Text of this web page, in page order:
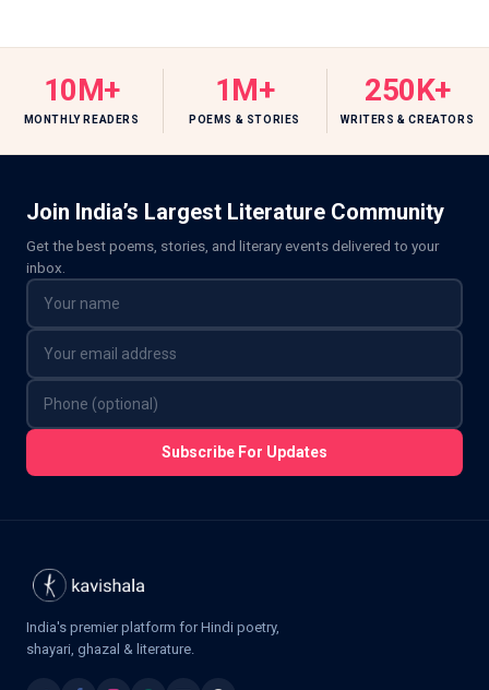
10M+
MONTHLY READERS
1M+
POEMS & STORIES
250K+
WRITERS & CREATORS
Join India’s Largest Literature Community
Get the best poems, stories, and literary events delivered to your
inbox.
Subscribe For Updates
India's premier platform for Hindi poetry,
shayari, ghazal & literature.